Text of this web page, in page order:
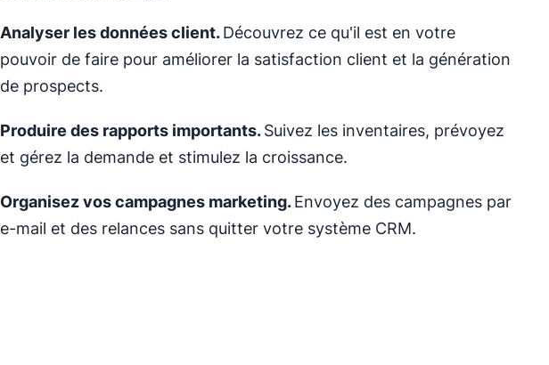
Analyser lesdonnées client.Découvrez ce qu'il est en votre
pouvoir de faire pour améliorer la satisfaction client et la génération
de prospects.
Produire des rapports importants.Suivez les inventaires, prévoyez
et gérez la demande et stimulez la croissance.
Organisez voscampagnes marketing.Envoyez des campagnes par
e-mail et des relances sans quitter votre système CRM.